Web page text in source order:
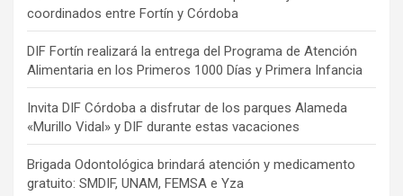
coordinados entre Fortín y Córdoba
DIF Fortín realizará la entrega del Programa de Atención
Alimentaria en los Primeros 1000 Días y Primera Infancia
Invita DIF Córdoba a disfrutar de los parques Alameda
«Murillo Vidal» y DIF durante estas vacaciones
Brigada Odontológica brindará atención y medicamento
gratuito: SMDIF, UNAM, FEMSA e Yza